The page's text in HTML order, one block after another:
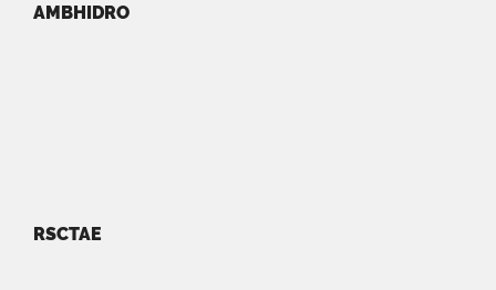
AMBHIDRO
RSCTAE